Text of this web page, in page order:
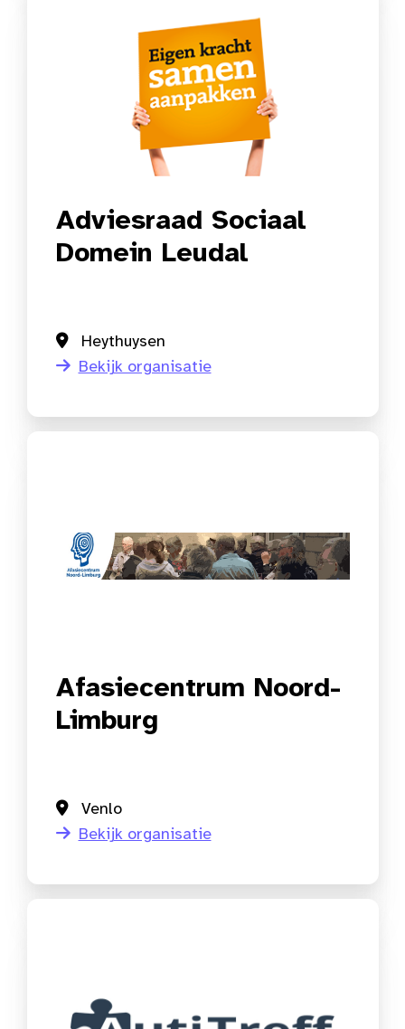
Adviesraad Sociaal
Domein Leudal
Heythuysen
Bekijk organisatie
Afasiecentrum Noord-
Limburg
Venlo
Bekijk organisatie